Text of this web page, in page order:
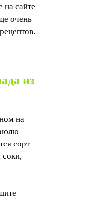
на сайте
очень
из
на
сорт
соки,